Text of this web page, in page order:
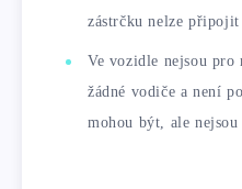
zástrčku nelze
Ve vozidle nejsou pro
žádné vodiče a není
mohou být, ale nejsou